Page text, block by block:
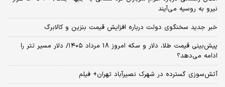
نیرو به روسیه می‌آیند
خبر جدید سخنگوی دولت درباره افزایش قیمت بنزین و کالابرگ
پیش‌بینی قیمت طلا، دلار و سکه امروز 18 مرداد ۱۴۰۵/ دلار مسیر تتر را
ادامه می‌دهد؟
آتش‌سوزی گسترده در شهرک نصیرآباد تهران+ فیلم